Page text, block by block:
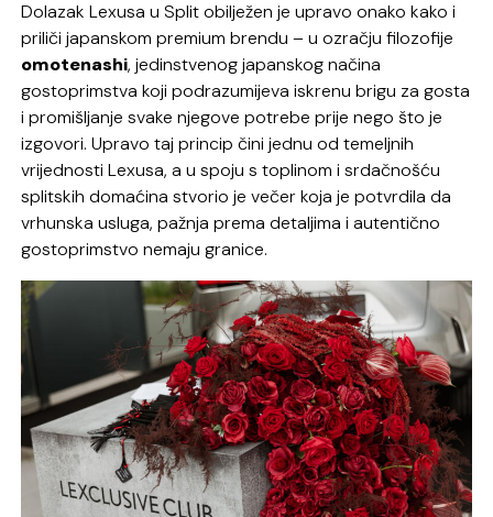
Dolazak Lexusa u Split obilježen je upravo onako kako i
priliči japanskom premium brendu – u ozračju filozofije
omotenashi, jedinstvenog japanskog načina
gostoprimstva koji podrazumijeva iskrenu brigu za gosta
i promišljanje svake njegove potrebe prije nego što je
izgovori. Upravo taj princip čini jednu od temeljnih
vrijednosti Lexusa, a u spoju s toplinom i srdačnošću
splitskih domaćina stvorio je večer koja je potvrdila da
vrhunska usluga, pažnja prema detaljima i autentično
gostoprimstvo nemaju granice.